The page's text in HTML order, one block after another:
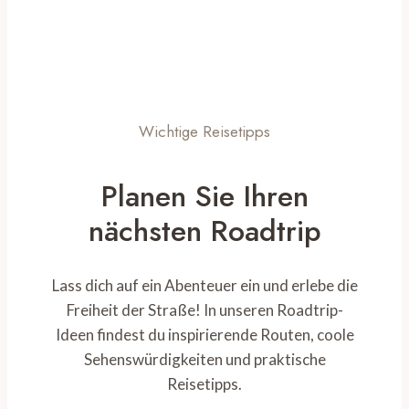
Wichtige Reisetipps
Planen Sie Ihren
nächsten Roadtrip
Lass dich auf ein Abenteuer ein und erlebe die
Freiheit der Straße! In unseren Roadtrip-
Ideen findest du inspirierende Routen, coole
Sehenswürdigkeiten und praktische
Reisetipps.